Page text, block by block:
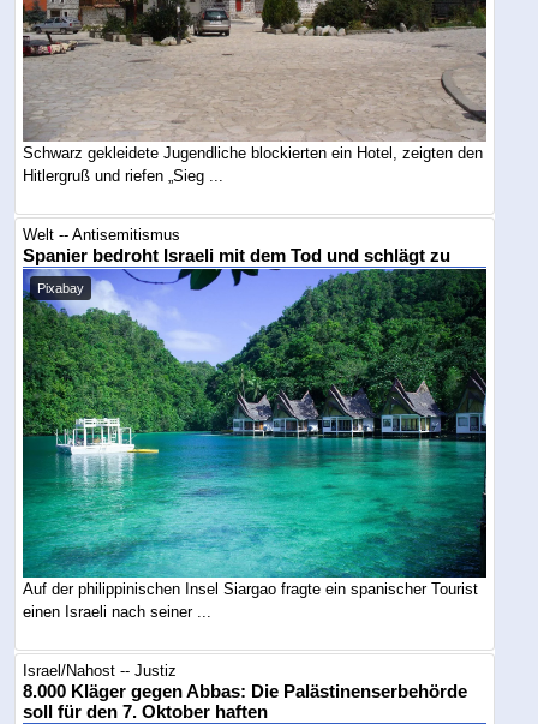
Schwarz gekleidete Jugendliche blockierten ein Hotel, zeigten den
Hitlergruß und riefen „Sieg ...
Welt -- Antisemitismus
Spanier bedroht Israeli mit dem Tod und schlägt zu
Pixabay
Auf der philippinischen Insel Siargao fragte ein spanischer Tourist
einen Israeli nach seiner ...
Israel/Nahost -- Justiz
8.000 Kläger gegen Abbas: Die Palästinenserbehörde
soll für den 7. Oktober haften